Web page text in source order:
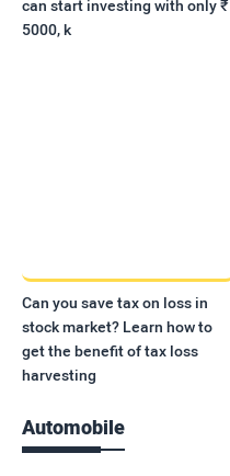
can start investing with only ₹
5000, k
Can you save tax on loss in
stock market? Learn how to
get the benefit of tax loss
harvesting
Automobile